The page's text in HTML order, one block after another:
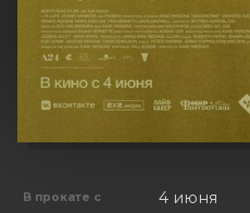
В прокате с 4 июня